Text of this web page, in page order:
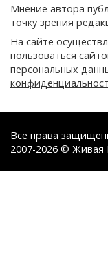
Мнение автора
точку зрения
На сайте
пользоваться
персональных
Все права
2007-2026 © Живая